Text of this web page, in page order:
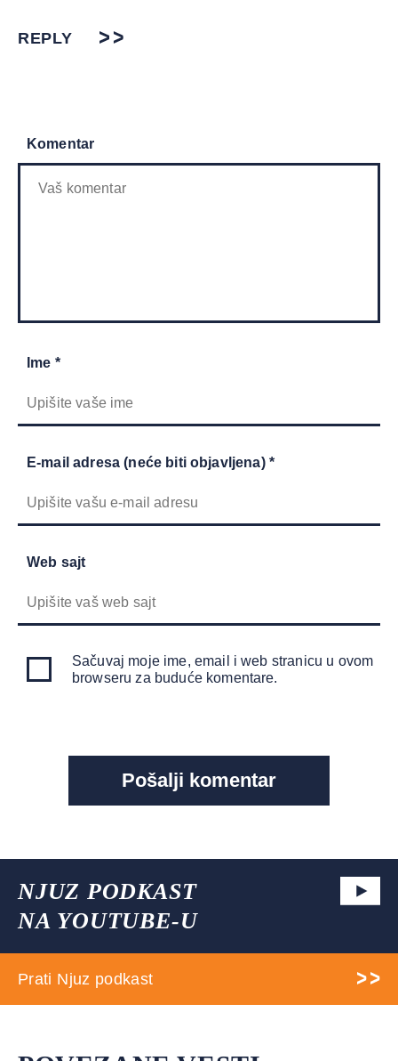
REPLY
Komentar
Ime *
E-mail adresa (neće biti objavljena) *
Web sajt
Sačuvaj moje ime, email i web stranicu u ovom
browseru za buduće komentare.
NJUZ PODKAST
NA YOUTUBE-U
Prati Njuz podkast